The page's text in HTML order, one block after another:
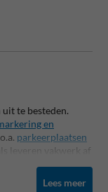
te besteden.
en
parkeerplaatsen
leveren vakwerk af
bij
Lees meer